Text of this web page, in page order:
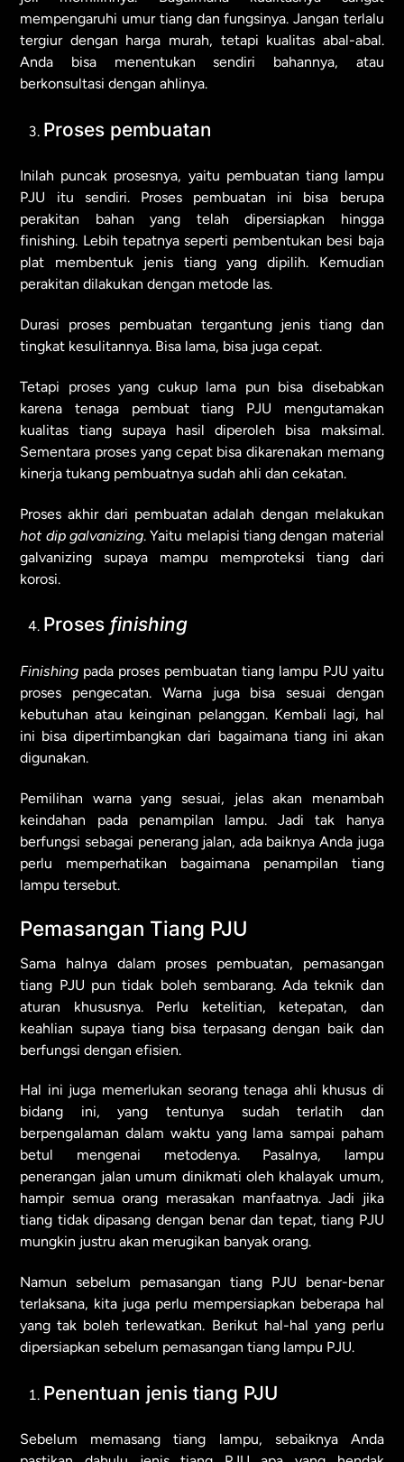
mempengaruhi umur tiang dan fungsinya. Jangan terlalu
tergiur dengan harga murah, tetapi kualitas abal-abal.
Anda bisa menentukan sendiri bahannya, atau
berkonsultasi dengan ahlinya.
Proses pembuatan
Inilah puncak prosesnya, yaitu pembuatan tiang lampu
PJU itu sendiri. Proses pembuatan ini bisa berupa
perakitan bahan yang telah dipersiapkan hingga
finishing. Lebih tepatnya seperti pembentukan besi baja
plat membentuk jenis tiang yang dipilih. Kemudian
perakitan dilakukan dengan metode las.
Durasi proses pembuatan tergantung jenis tiang dan
tingkat kesulitannya. Bisa lama, bisa juga cepat.
Tetapi proses yang cukup lama pun bisa disebabkan
karena tenaga pembuat tiang PJU mengutamakan
kualitas tiang supaya hasil diperoleh bisa maksimal.
Sementara proses yang cepat bisa dikarenakan memang
kinerja tukang pembuatnya sudah ahli dan cekatan.
Proses akhir dari pembuatan adalah dengan melakukan
hot dip galvanizing. Yaitu melapisi tiang dengan material
galvanizing supaya mampu memproteksi tiang dari
korosi.
Proses finishing
Finishing pada proses pembuatan tiang lampu PJU yaitu
proses pengecatan. Warna juga bisa sesuai dengan
kebutuhan atau keinginan pelanggan. Kembali lagi, hal
ini bisa dipertimbangkan dari bagaimana tiang ini akan
digunakan.
Pemilihan warna yang sesuai, jelas akan menambah
keindahan pada penampilan lampu. Jadi tak hanya
berfungsi sebagai penerang jalan, ada baiknya Anda juga
perlu memperhatikan bagaimana penampilan tiang
lampu tersebut.
Pemasangan Tiang PJU
Sama halnya dalam proses pembuatan, pemasangan
tiang PJU pun tidak boleh sembarang. Ada teknik dan
aturan khususnya. Perlu ketelitian, ketepatan, dan
keahlian supaya tiang bisa terpasang dengan baik dan
berfungsi dengan efisien.
Hal ini juga memerlukan seorang tenaga ahli khusus di
bidang ini, yang tentunya sudah terlatih dan
berpengalaman dalam waktu yang lama sampai paham
betul mengenai metodenya. Pasalnya, lampu
penerangan jalan umum dinikmati oleh khalayak umum,
hampir semua orang merasakan manfaatnya. Jadi jika
tiang tidak dipasang dengan benar dan tepat, tiang PJU
mungkin justru akan merugikan banyak orang.
Namun sebelum pemasangan tiang PJU benar-benar
terlaksana, kita juga perlu mempersiapkan beberapa hal
yang tak boleh terlewatkan. Berikut hal-hal yang perlu
dipersiapkan sebelum pemasangan tiang lampu PJU.
Penentuan jenis tiang PJU
Sebelum memasang tiang lampu, sebaiknya Anda